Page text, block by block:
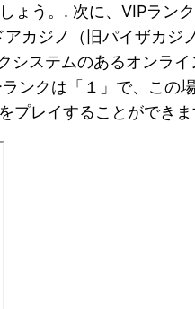
ょう。. 次に、VIPラン
カジノ（旧パイザカ
ステムのあるオンラ
ンクは「１」で、この
プレイすることができ